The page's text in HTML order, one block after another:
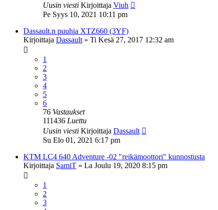
Uusin viesti Kirjoittaja Viuh
Pe Syys 10, 2021 10:11 pm
Dassault.n puuhia XTZ660 (3YF)
Kirjoittaja Dassault » Ti Kesä 27, 2017 12:32 am
1
2
3
4
5
6
76 Vastaukset
111436 Luettu
Uusin viesti Kirjoittaja Dassault
Su Elo 01, 2021 6:17 pm
KTM LC4 640 Adventure -02 "reikämoottori" kunnostusta
Kirjoittaja SamiT » La Joulu 19, 2020 8:15 pm
1
2
3